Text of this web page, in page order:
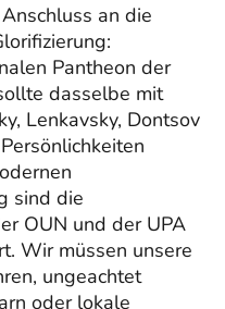
an die
Pantheon der
dasselbe mit
Lenkavsky, Dontsov
sind die
OUN und der UPA
Wir müssen unsere
ungeachtet
oder lokale